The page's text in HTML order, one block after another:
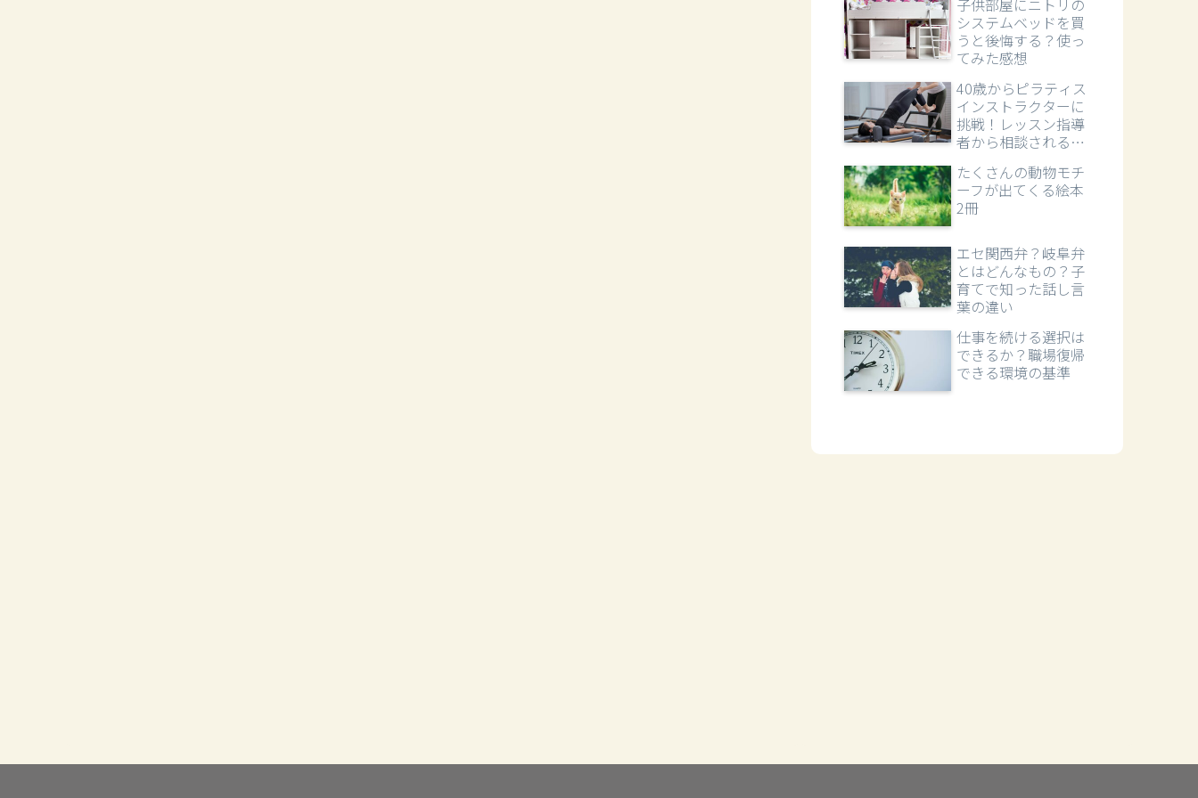
子供部屋にニトリの
システムベッドを買
うと後悔する？使っ
てみた感想
40歳からピラティス
インストラクターに
挑戦！レッスン指導
者から相談される立
たくさんの動物モチ
ーフが出てくる絵本
2冊
エセ関西弁？岐阜弁
とはどんなもの？子
育てで知った話し言
葉の違い
仕事を続ける選択は
できるか？職場復帰
できる環境の基準